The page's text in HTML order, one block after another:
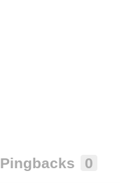
Pingbacks 0